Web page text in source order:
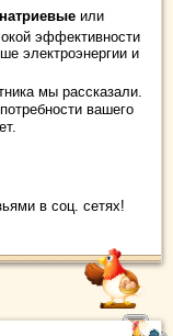
натриевые или
эффективности
электроэнергии и
мы рассказали.
вашего
в соц. сетях!